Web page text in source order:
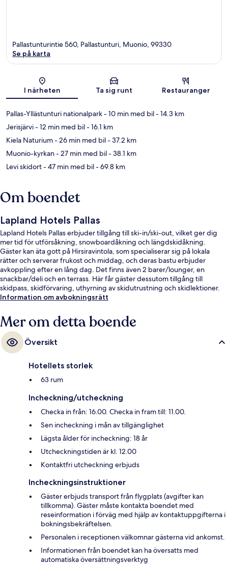
Karta
Pallastunturintie 560, Pallastunturi, Muonio, 99330
Se på karta
I närheten Ta sig runt Restauranger
Pallas-Yllästunturi nationalpark- 10 min med bil- 14.3 km
Jerisjärvi- 12 min med bil- 16.1 km
Kiela Naturium- 26 min med bil- 37.2 km
Muonio-kyrkan- 27 min med bil- 38.1 km
Levi skidort- 47 min med bil- 69.8 km
Om boendet
Lapland Hotels Pallas
Lapland Hotels Pallas erbjuder tillgång till ski-in/ski-out, vilket ger dig
mer tid för utförsåkning, snowboardåkning och längdskidåkning.
Gäster kan äta gott på Hirsiravintola, som specialiserar sig på lokala
rätter och serverar frukost och middag, och deras bastu erbjuder
avkoppling efter en lång dag. Det finns även 2 barer/lounger, en
snackbar/deli och en terrass. Här får gäster dessutom tillgång till
skidpass, skidförvaring, uthyrning av skidutrustning och skidlektioner.
Information om avbokningsrätt
Mer om detta boende
Översikt
Hotellets storlek
63 rum
Incheckning/utcheckning
Checka in från: 16.00. Checka in fram till: 11.00.
Sen incheckning i mån av tillgänglighet
Lägsta ålder för incheckning: 18 år
Utcheckningstiden är kl. 12.00
Kontaktfri utcheckning erbjuds
Incheckningsinstruktioner
Gäster erbjuds transport från flygplats (avgifter kan
tillkomma). Gäster måste kontakta boendet med
reseinformation i förväg med hjälp av kontaktuppgifterna i
bokningsbekräftelsen.
Personalen i receptionen välkomnar gästerna vid ankomst.
Informationen från boendet kan ha översatts med
automatiska översättningsverktyg